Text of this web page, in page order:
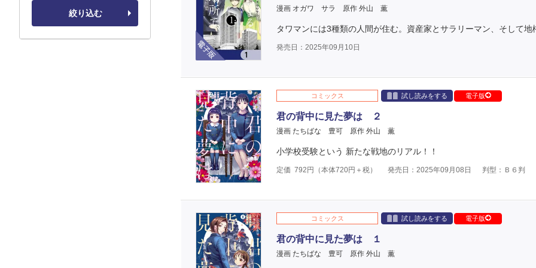
電子版
漫画 オガワ サラ 原作 外山 薫
タワマンには3種類の人間が住む。資産家とサラリーマン、そして地
発売日：2025年09月10日
コミックス 試し読みをする 電子版
君の背中に見た夢は ２
漫画 たちばな 豊可 原作 外山 薫
小学校受験という 新たな戦地のリアル！！
定価 792 円（本体720円＋税） 発売日：2025年09月08日 判型：Ｂ６判
コミックス 試し読みをする 電子版
君の背中に見た夢は １
漫画 たちばな 豊可 原作 外山 薫
絞り込む